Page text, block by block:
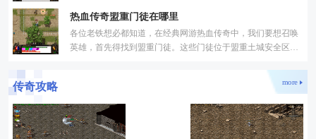
热血传奇盟重门徒在哪里
各位老铁想必都知道，在经典网游热血传奇中，我们要想召唤
英雄，首先得找到盟重门徒。这些门徒位于盟重土城安全区，
传奇攻略 more